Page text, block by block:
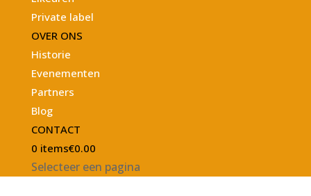
Private label
OVER ONS
Historie
Evenementen
Partners
Blog
CONTACT
0 items€0.00
Selecteer een pagina